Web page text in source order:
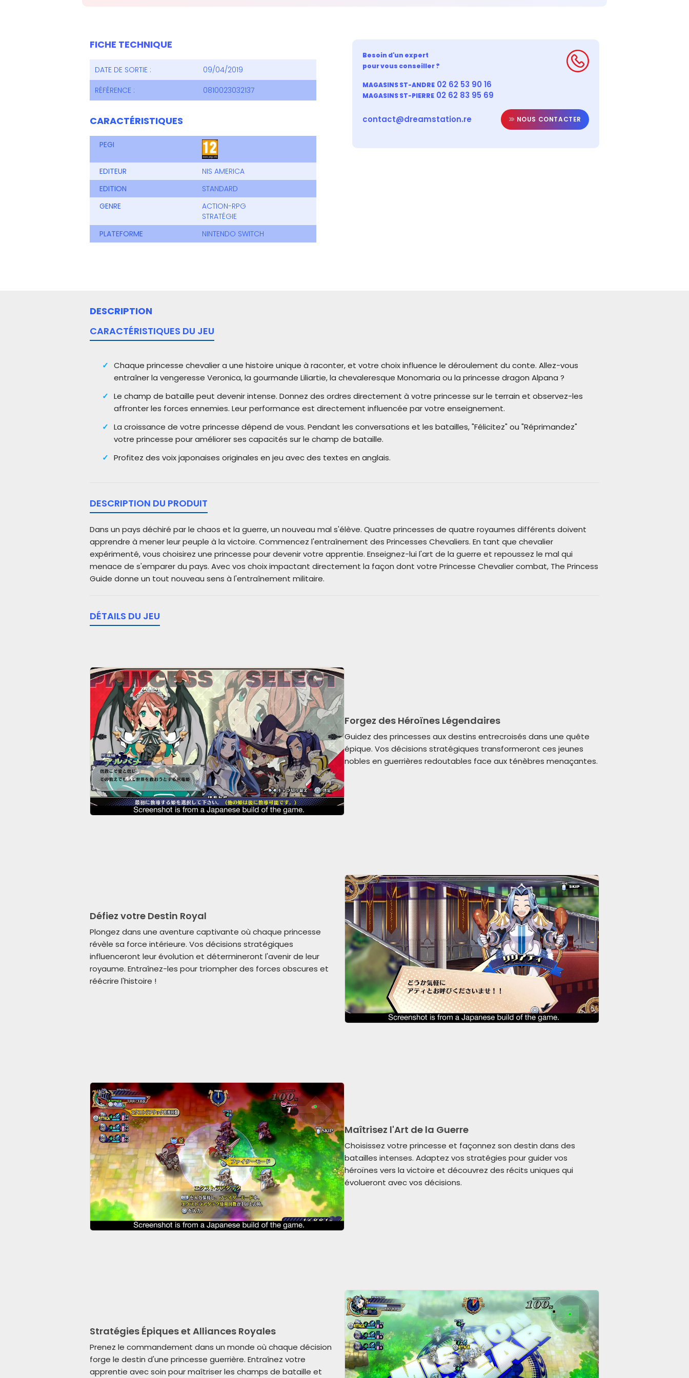
FICHE TECHNIQUE
DATE DE SORTIE :
09/04/2019
RÉFÉRENCE :
0810023032137
CARACTÉRISTIQUES
PEGI
EDITEUR
NIS AMERICA
EDITION
STANDARD
GENRE
ACTION-RPG
STRATÉGIE
PLATEFORME
NINTENDO SWITCH
Besoin d'un expert
pour vous conseiller ?
MAGASINS ST-ANDRE 02 62 53 90 16
MAGASINS ST-PIERRE 02 62 83 95 69
contact@dreamstation.re NOUS CONTACTER
DESCRIPTION
CARACTÉRISTIQUES DU JEU
Chaque princesse chevalier a une histoire unique à raconter, et votre choix influence le déroulement du conte. Allez-vous
entraîner la vengeresse Veronica, la gourmande Liliartie, la chevaleresque Monomaria ou la princesse dragon Alpana ?
Le champ de bataille peut devenir intense. Donnez des ordres directement à votre princesse sur le terrain et observez-les
affronter les forces ennemies. Leur performance est directement influencée par votre enseignement.
La croissance de votre princesse dépend de vous. Pendant les conversations et les batailles, "Félicitez" ou "Réprimandez"
votre princesse pour améliorer ses capacités sur le champ de bataille.
Profitez des voix japonaises originales en jeu avec des textes en anglais.
DESCRIPTION DU PRODUIT
Dans un pays déchiré par le chaos et la guerre, un nouveau mal s'élève. Quatre princesses de quatre royaumes différents doivent
apprendre à mener leur peuple à la victoire. Commencez l'entraînement des Princesses Chevaliers. En tant que chevalier
expérimenté, vous choisirez une princesse pour devenir votre apprentie. Enseignez-lui l'art de la guerre et repoussez le mal qui
menace de s'emparer du pays. Avec vos choix impactant directement la façon dont votre Princesse Chevalier combat, The Princess
Guide donne un tout nouveau sens à l'entraînement militaire.
DÉTAILS DU JEU
Forgez des Héroïnes Légendaires
Guidez des princesses aux destins entrecroisés dans une quête
épique. Vos décisions stratégiques transformeront ces jeunes
nobles en guerrières redoutables face aux ténèbres menaçantes.
Défiez votre Destin Royal
Plongez dans une aventure captivante où chaque princesse
révèle sa force intérieure. Vos décisions stratégiques
influenceront leur évolution et détermineront l'avenir de leur
royaume. Entraînez-les pour triompher des forces obscures et
réécrire l'histoire !
Maîtrisez l'Art de la Guerre
Choisissez votre princesse et façonnez son destin dans des
batailles intenses. Adaptez vos stratégies pour guider vos
héroïnes vers la victoire et découvrez des récits uniques qui
évolueront avec vos décisions.
Stratégies Épiques et Alliances Royales
Prenez le commandement dans un monde où chaque décision
forge le destin d'une princesse guerrière. Entraînez votre
apprentie avec soin pour maîtriser les champs de bataille et